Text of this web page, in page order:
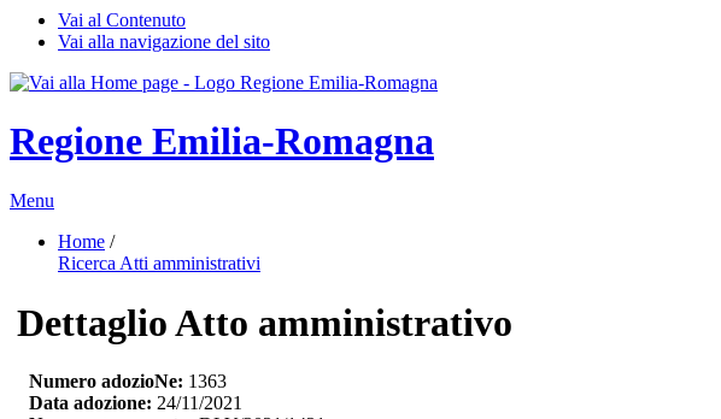
Vai al Contenuto
Vai alla navigazione del sito
Regione Emilia-Romagna
Menu
Home /
Ricerca Atti amministrativi
Dettaglio Atto amministrativo
Numero adozioNe: 1363
Data adozione: 24/11/2021